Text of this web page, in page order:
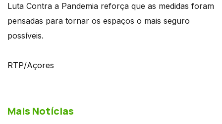
Luta Contra a Pandemia reforça que as medidas foram
pensadas para tornar os espaços o mais seguro
possíveis.
RTP/Açores
Mais Notícias